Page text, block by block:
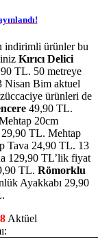
indirimli ürünler bu
Kırıcı Delici
TL. 50 metreye
Nisan Bim aktuel
ürünleri de
49,90 TL.
20cm
TL. Mehtap
Tava 24,90 TL. 13
129,90 TL’lik fiyat
TL. Römorklu
Ayakkabı 29,90
Aktüel